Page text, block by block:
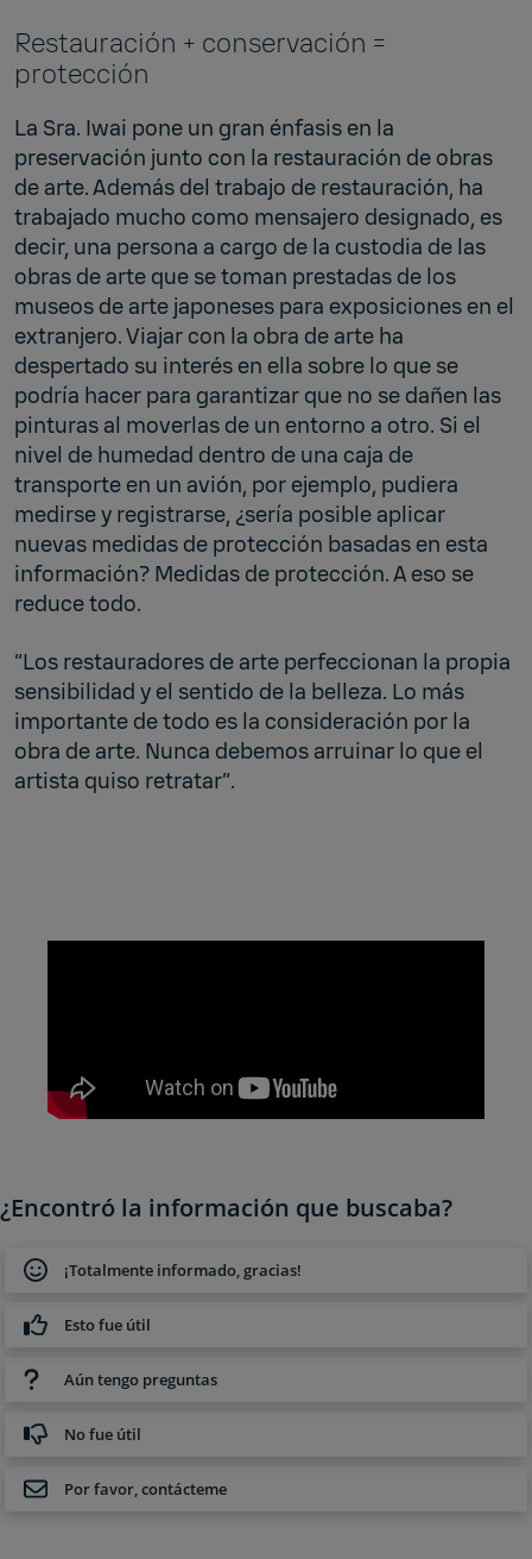
Restauración + conservación =
protección
La Sra. Iwai pone un gran énfasis en la
preservación junto con la restauración de obras
de arte. Además del trabajo de restauración, ha
trabajado mucho como mensajero designado, es
decir, una persona a cargo de la custodia de las
obras de arte que se toman prestadas de los
museos de arte japoneses para exposiciones en el
extranjero. Viajar con la obra de arte ha
despertado su interés en ella sobre lo que se
podría hacer para garantizar que no se dañen las
pinturas al moverlas de un entorno a otro. Si el
nivel de humedad dentro de una caja de
transporte en un avión, por ejemplo, pudiera
medirse y registrarse, ¿sería posible aplicar
nuevas medidas de protección basadas en esta
información? Medidas de protección. A eso se
reduce todo.
“Los restauradores de arte perfeccionan la propia
sensibilidad y el sentido de la belleza. Lo más
importante de todo es la consideración por la
obra de arte. Nunca debemos arruinar lo que el
artista quiso retratar”.
¿Encontró la información que buscaba?
¡Totalmente informado, gracias!
Esto fue útil
Aún tengo preguntas
No fue útil
Por favor, contácteme